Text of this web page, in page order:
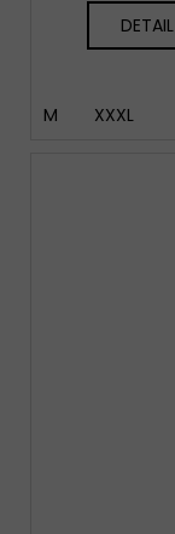
DETAIL
M XXXL